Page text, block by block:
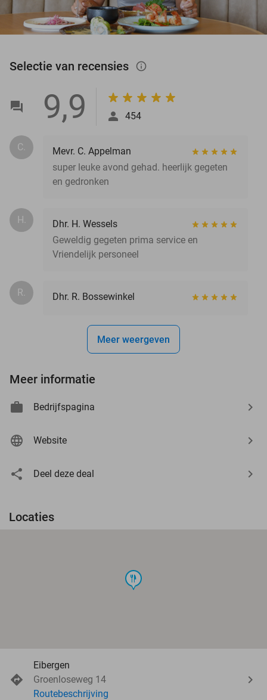
Selectie van recensies info_outlined
9,9 454
C.
Mevr. C. Appelman
super leuke avond gehad. heerlijk gegeten
en gedronken
H.
Dhr. H. Wessels
Geweldig gegeten prima service en
Vriendelijk personeel
R. Dhr. R. Bossewinkel
Meer weergeven
Meer informatie
Bedrijfspagina
Website
Deel deze deal
Locaties
food
Eibergen
Groenloseweg 14
Routebeschrijving